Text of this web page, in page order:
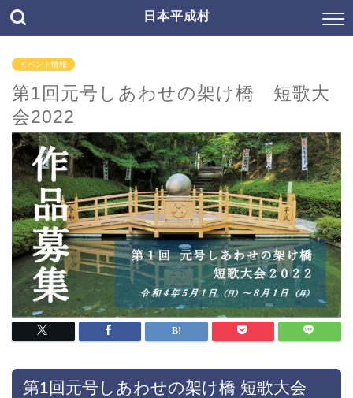
日本平成村
イベント情報
第1回元号しあわせの架け橋 短歌大
会2022
第1回元号しあわせの架け橋 短歌大会